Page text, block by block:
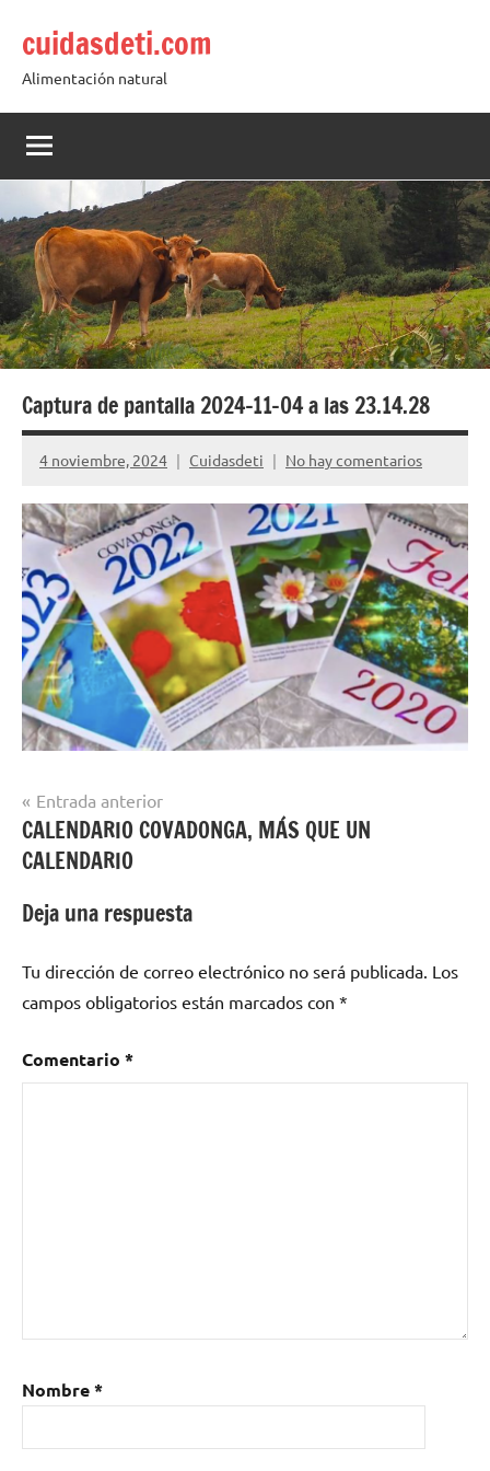
contenido
cuidasdeti.com
Alimentación natural
Captura de pantalla 2024-11-04 a las 23.14.28
4 noviembre, 2024 Cuidasdeti No hay comentarios
Navegación
de
entradas
Entrada anterior
CALENDARIO COVADONGA, MÁS QUE UN
CALENDARIO
Deja una respuesta
Tu dirección de correo electrónico no será publicada. Los
campos obligatorios están marcados con *
Comentario *
Nombre*